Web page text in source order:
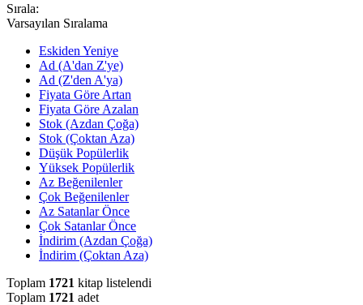
Sırala:
Varsayılan Sıralama
Eskiden Yeniye
Ad (A'dan Z'ye)
Ad (Z'den A'ya)
Fiyata Göre Artan
Fiyata Göre Azalan
Stok (Azdan Çoğa)
Stok (Çoktan Aza)
Düşük Popülerlik
Yüksek Popülerlik
Az Beğenilenler
Çok Beğenilenler
Az Satanlar Önce
Çok Satanlar Önce
İndirim (Azdan Çoğa)
İndirim (Çoktan Aza)
Toplam 1721 kitap listelendi
Toplam 1721 adet